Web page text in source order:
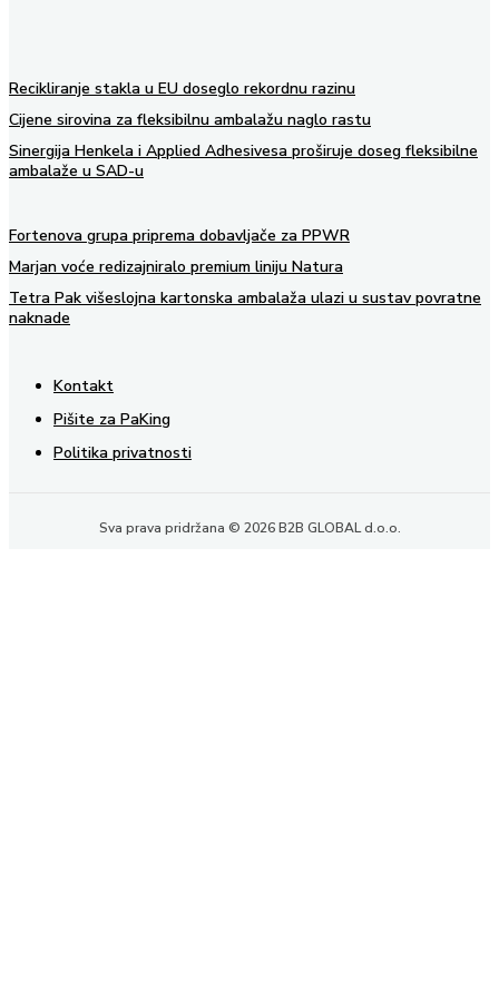
Recikliranje stakla u EU doseglo rekordnu razinu
Cijene sirovina za fleksibilnu ambalažu naglo rastu
Sinergija Henkela i Applied Adhesivesa proširuje doseg fleksibilne
ambalaže u SAD-u
Fortenova grupa priprema dobavljače za PPWR
Marjan voće redizajniralo premium liniju Natura
Tetra Pak višeslojna kartonska ambalaža ulazi u sustav povratne
naknade
Kontakt
Pišite za PaKing
Politika privatnosti
Sva prava pridržana © 2026 B2B GLOBAL d.o.o.